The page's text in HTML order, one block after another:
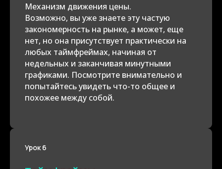
Механизм движения цены.
Возможно, вы уже знаете эту частую
закономерность на рынке, а может, еще
нет, но она присутствует практически на
любых таймфреймах, начиная от
недельных и заканчивая минутными
графиками. Посмотрите внимательно и
попытайтесь увидеть что-то общее и
похожее между собой.
Урок 6